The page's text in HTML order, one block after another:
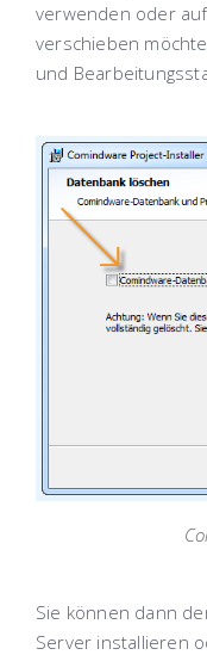
verwenden oder
verschieben
und
Sie können dann
Server installieren